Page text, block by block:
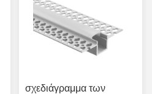
σχεδιάγραμμα των